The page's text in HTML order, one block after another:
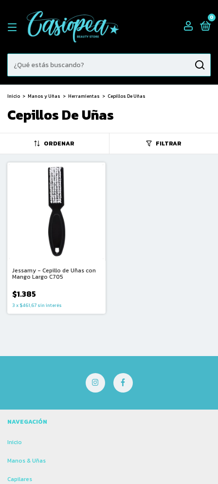
0
Inicio > Manos y Uñas > Herramientas > Cepillos De Uñas
Cepillos De Uñas
ORDENAR FILTRAR
Jessamy - Cepillo de Uñas con
Mango Largo C705
$1.385
3 x $461,67 sin interés
NAVEGACIÓN
Inicio
Manos & Uñas
Capilares